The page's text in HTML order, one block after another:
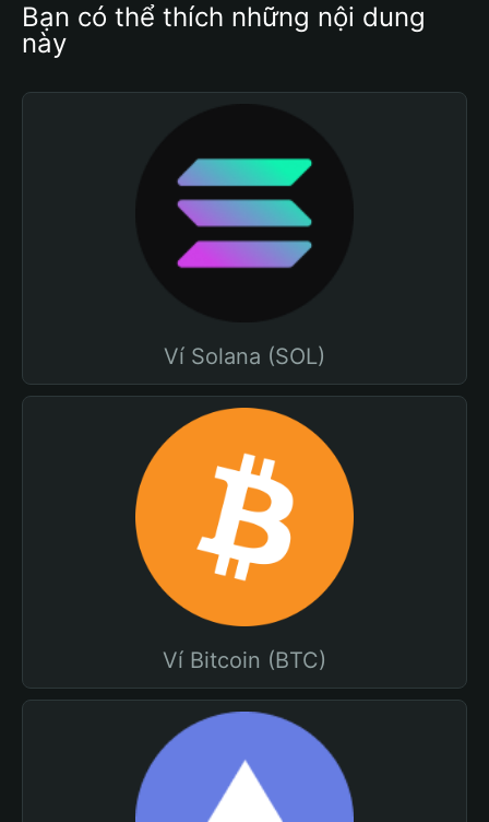
Bạn có thể thích những nội dung
này
Ví Solana (SOL)
Ví Bitcoin (BTC)